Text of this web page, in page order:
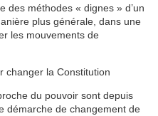
des méthodes « dignes » d’un
plus générale, dans une
les mouvements de
changer la Constitution
du pouvoir sont depuis
démarche de changement de